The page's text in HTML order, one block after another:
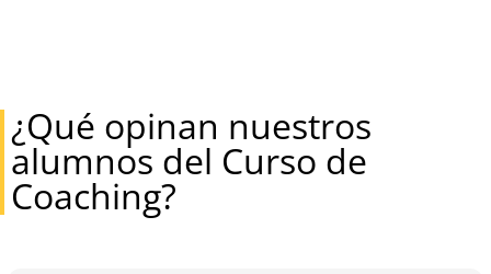
¿Qué opinan nuestros
alumnos del Curso de
Coaching?